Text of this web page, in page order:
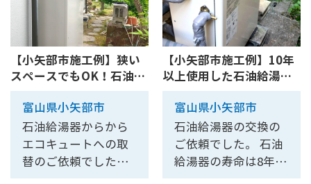
【小矢部市施工例】狭い
スペースでもOK！石油給
湯器から薄型エコキュー
トへ交換工事【10108】
富山県小矢部市
石油給湯器からから
エコキュートへの取
替のご依頼でした。
できるだけ道をふさ
【小矢部市施工例】10年
以上使用した石油給湯器
の交換工事【10085】
富山県小矢部市
石油給湯器の交換の
ご依頼でした。 石油
給湯器の寿命は8年～
10年ほどといわれて